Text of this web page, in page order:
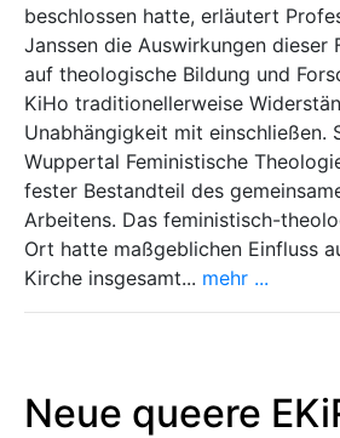
beschlossen hatte, erläutert
Janssen die Auswirkungen dieser
auf theologische Bildung und
KiHo traditionellerweise
Unabhängigkeit mit einschließen.
Wuppertal Feministische
fester Bestandteil des
Arbeitens. Das feministisch-
Ort hatte maßgeblichen Einfluss
Kirche insgesamt... mehr ...
Neue queere